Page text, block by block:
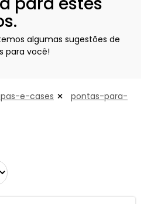
algumas sugestões de
para você!
e-cases pontas-para-